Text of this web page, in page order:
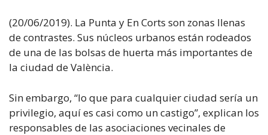
(20/06/2019). La Punta y En Corts son zonas llenas
de contrastes. Sus núcleos urbanos están rodeados
de una de las bolsas de huerta más importantes de
la ciudad de València.
Sin embargo, “lo que para cualquier ciudad sería un
privilegio, aquí es casi como un castigo”, explican los
responsables de las asociaciones vecinales de